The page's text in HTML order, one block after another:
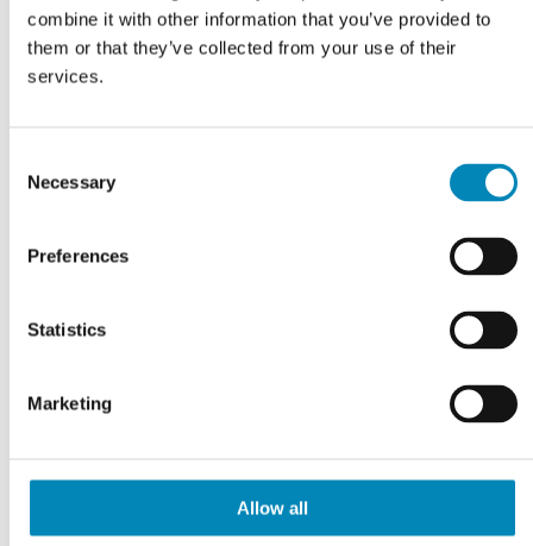
combine it with other information that you’ve provided to
them or that they’ve collected from your use of their
services.
Selection
Necessary
Preferences
Statistics
Marketing
Allow all
46,33
På fjernlager